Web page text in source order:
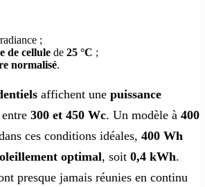
;
de cellule de 25 °C ;
normalisé.
affichent une puissance
300 et 450 Wc. Un modèle à 400
ces conditions idéales, 400 Wh
optimal, soit 0,4 kWh.
presque jamais réunies en continu